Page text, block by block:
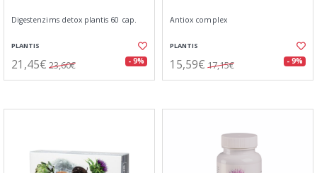
Digestenzims detox plantis 60 cap.
PLANTIS
21,45€ 23,60€ - 9%
Antiox complex
PLANTIS
15,59€ 17,15€ - 9%